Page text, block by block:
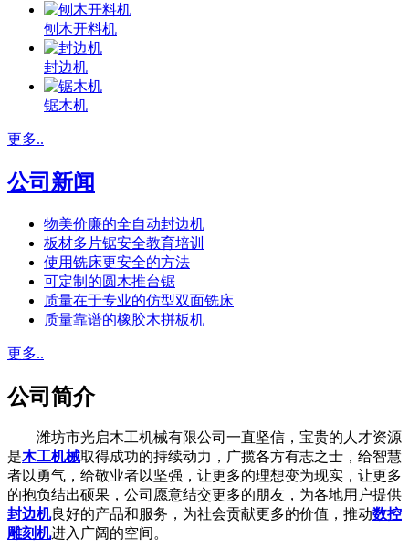
刨木开料机
封边机
锯木机
更多..
公司新闻
物美价廉的全自动封边机
板材多片锯安全教育培训
使用铣床更安全的方法
可定制的圆木推台锯
质量在于专业的仿型双面铣床
质量靠谱的橡胶木拼板机
更多..
公司简介
潍坊市光启木工机械有限公司一直坚信，宝贵的人才资源
是木工机械取得成功的持续动力，广揽各方有志之士，给智慧
者以勇气，给敬业者以坚强，让更多的理想变为现实，让更多
的抱负结出硕果，公司愿意结交更多的朋友，为各地用户提供
封边机良好的产品和服务，为社会贡献更多的价值，推动数控
雕刻机进入广阔的空间。